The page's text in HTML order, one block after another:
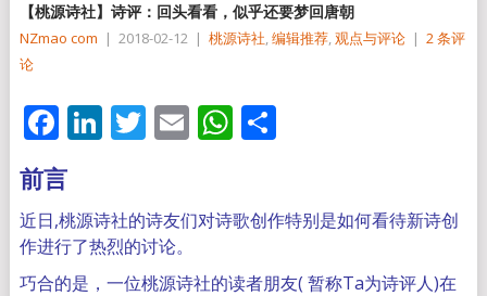
【桃源诗社】诗评：回头看看，似乎还要梦回唐朝
NZmao com | 2018-02-12 | 桃源诗社,编辑推荐,观点与评论 | 2 条评
论
Facebook
LinkedIn
Twitter
EmailWhatsApp
分
前言
近日,桃源诗社的诗友们对诗歌创作特别是如何看待新诗创
作进行了热烈的讨论。
巧合的是，一位桃源诗社的读者朋友( 暂称Ta为诗评人)在